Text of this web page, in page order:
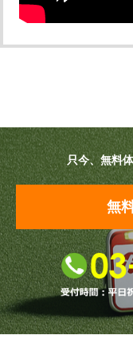
受講生の声
会員様ログイン
只今、無料
無